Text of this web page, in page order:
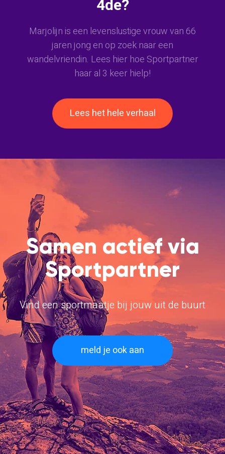
4de?
Marjolijn is een levenslustige vrouw van 66
jaren jong en op zoek naar een
wandelvriendin. Lees hier hoe Sportpartner
haar al 3 keer hielp!
Lees het hele verhaal
Samen actief via
Sportpartner
Vind een sportmaatje bij jouw uit de buurt
meld je ook aan